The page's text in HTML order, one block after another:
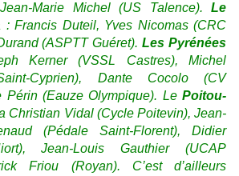
Marie Michel (US Talence). Le
: Francis Duteil, Yves Nicomas (CRC
(ASPTT Guéret).Les Pyrénées
Kerner (VSSL Castres), Michel
Cyprien), Dante Cocolo (CV
Périn (Eauze Olympique). Le Poitou-
Christian Vidal (Cycle Poitevin), Jean-
(Pédale Saint-Florent), Didier
Jean-Louis Gauthier (UCAP
Friou (Royan). C’est d’ailleurs